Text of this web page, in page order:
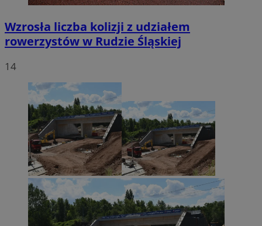
Wzrosła liczba kolizji z udziałem
rowerzystów w Rudzie Śląskiej
14